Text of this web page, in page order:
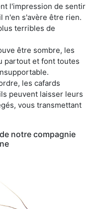
l'impression de sentir
n'en s'avère être rien.
terribles de
être sombre, les
partout et font toutes
les cafards
peuvent laisser leurs
vous transmettant
notre compagnie